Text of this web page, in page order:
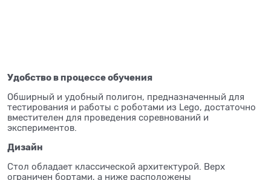
Удобство в процессе обучения
Обширный и удобный полигон, предназначенный для
тестирования и работы с роботами из Lego, достаточно
вместителен для проведения соревнований и
экспериментов.
Дизайн
Стол обладает классической архитектурой. Верх
ограничен бортами, а ниже расположены